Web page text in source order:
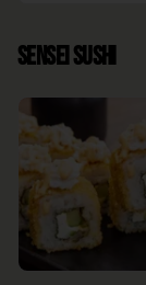
Sensei Sushi